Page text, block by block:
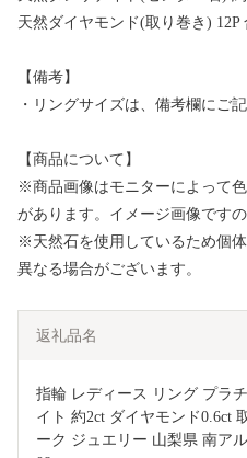
天然ダイヤモンド(取り巻き) 12P
【備考】
・リングサイズは、備考欄にご
【商品について】
※商品画像はモニターによって
があります。イメージ画像です
※天然石を使用しているため個
異なる場合がございます。
返礼品名
指輪 レディース リング プラ
イト 約2ct ダイヤモンド0.6ct
ーク ジュエリー 山梨県 南ア